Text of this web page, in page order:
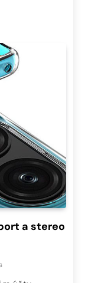
a stereo